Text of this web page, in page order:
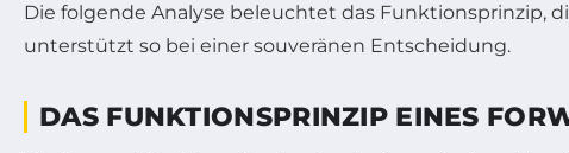
Die folgende Analyse beleuchtet das Funktionsprinzip,
unterstützt so bei einer souveränen Entscheidung.
DAS FUNKTIONSPRINZIP EINES